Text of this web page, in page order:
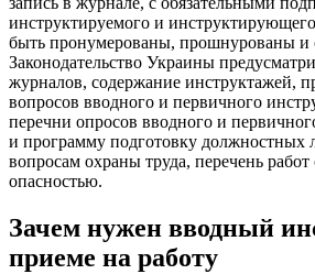
инструктируемого и
быть пронумерованы, прошнурованы и
Законодательство Украины
журналов, содержание инструктажей,
вопросов вводного и первичного
перечни опросов вводного и
и программу подготовку должностных
вопросам охраны труда, перечень
опасностью.
Зачем нужен вводный
приеме на работу